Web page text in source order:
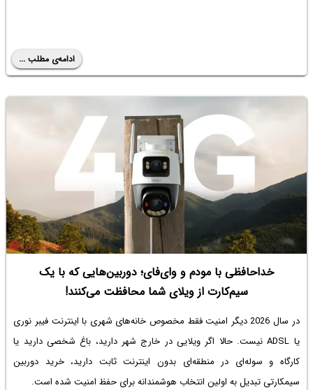
ادامه‌ی مطلب ...
خداحافظی با مودم و وای‌فای؛ دوربین‌هایی که با یک
سیم‌کارت از ویلای شما محافظت می‌کنند!
در سال 2026 دیگر امنیت فقط مخصوص خانه‌های شهری با اینترنت فیبر نوری
یا ADSL نیست. حالا اگر ویلایی در خارج شهر دارید، باغ شخصی دارید یا
کارگاه و سوله‌ای در منطقه‌ای بدون اینترنت ثابت دارید، خرید دوربین
سیمکارتی تبدیل به اولین انتخاب هوشمندانه برای حفظ امنیت شده است.